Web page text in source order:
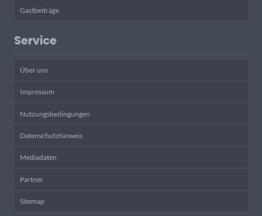
Gastbeiträge
Service
Über uns
Impressum
Nutzungsbedingungen
Datenschutzhinweis
Mediadaten
Partner
Sitemap